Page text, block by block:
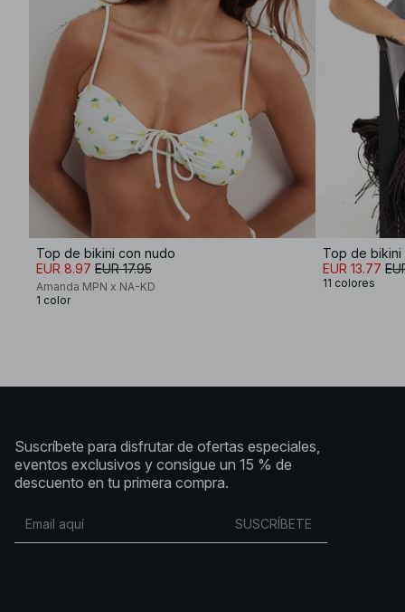
Top de bikini con nudo
EUR 8.97 EUR 17.95
Amanda MPN x NA-KD
1 color
Top de
EUR 13.77
11 colores
Suscríbete para disfrutar de ofertas especiales,
eventos exclusivos y consigue un 15 % de
descuento en tu primera compra.
SUSCRÍBETE